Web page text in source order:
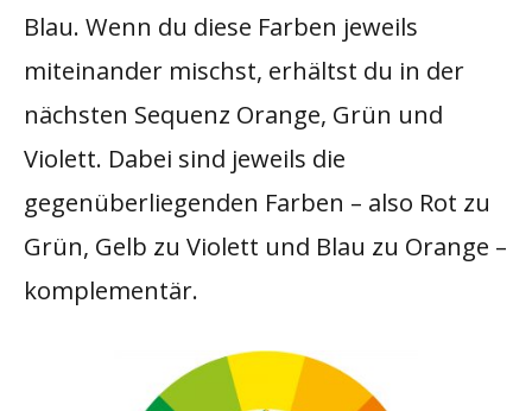
Blau. Wenn du diese Farben jeweils
miteinander mischst, erhältst du in der
nächsten Sequenz Orange, Grün und
Violett. Dabei sind jeweils die
gegenüberliegenden Farben – also Rot zu
Grün, Gelb zu Violett und Blau zu Orange –
komplementär.